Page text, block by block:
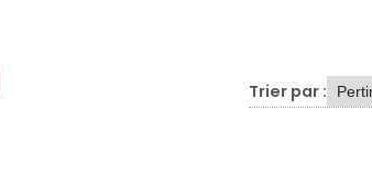
Trier par :